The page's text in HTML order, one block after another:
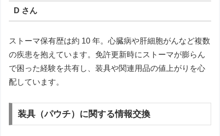
D さん
ストーマ保有歴は約 10 年。心臓病や肝細胞がんなど複数
の疾患を抱えています。免許更新時にストーマが膨らん
で困った経験を共有し、装具や関連用品の値上がりを心
配しています。
装具（パウチ）に関する情報交換